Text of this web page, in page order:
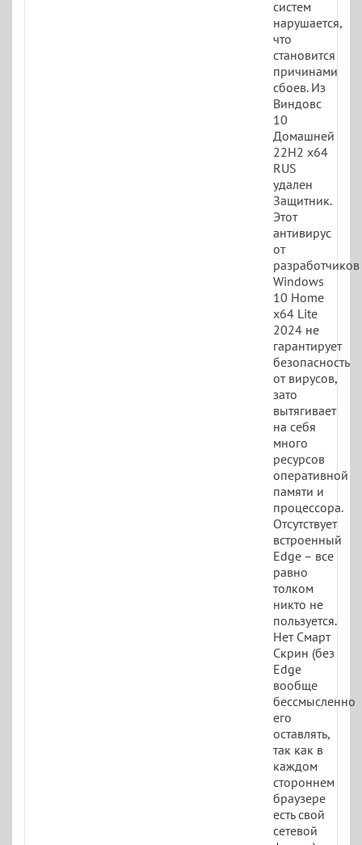
систем
нарушается,
что
становится
причинами
сбоев. Из
Виндовс
10
Домашней
22H2 x64
RUS
удален
Защитник.
Этот
антивирус
от
разработчиков
Windows
10 Home
x64 Lite
2024 не
гарантирует
безопасность
от вирусов,
зато
вытягивает
на себя
много
ресурсов
оперативной
памяти и
процессора.
Отсутствует
встроенный
Edge – все
равно
толком
никто не
пользуется.
Нет Смарт
Скрин (без
Edge
вообще
бессмысленно
его
оставлять,
так как в
каждом
стороннем
браузере
есть свой
сетевой